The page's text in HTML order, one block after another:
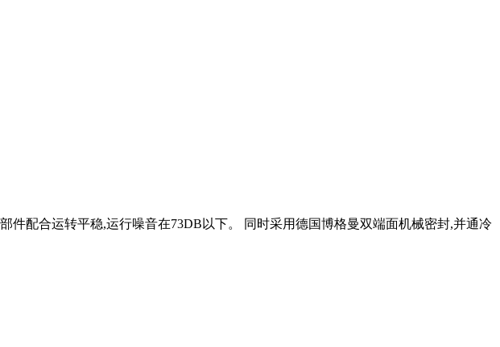
件配合运转平稳,运行噪音在73DB以下。 同时采用德国博格曼双端面机械密封,并通冷